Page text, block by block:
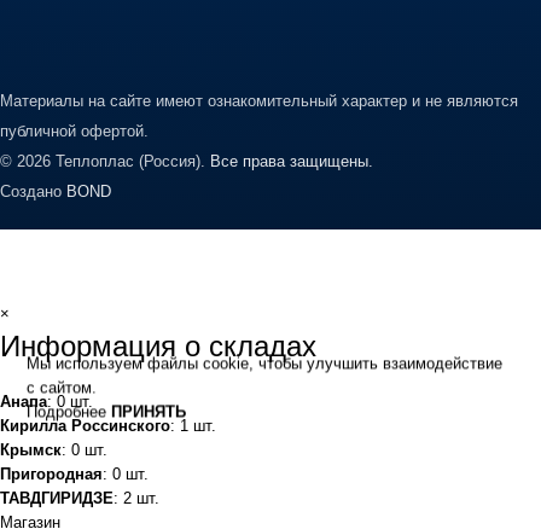
Материалы на сайте имеют ознакомительный характер и не являются
публичной офертой.
© 2026 Теплоплас (Россия). Все права защищены.
Создано BOND
Мы используем файлы cookie, чтобы улучшить взаимодействие
с сайтом.
Подробнее ПРИНЯТЬ
×
Информация о складах
Анапа: 0 шт.
Кирилла Россинского: 1 шт.
Крымск: 0 шт.
Пригородная: 0 шт.
ТАВДГИРИДЗЕ: 2 шт.
Магазин